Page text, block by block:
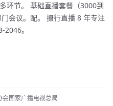
环节。 基础直播套餐（3000到
会议。配。 摄行直播 8 年专注
。
会国家广播电视总局